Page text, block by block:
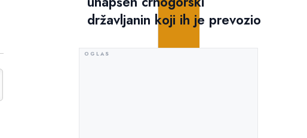
državljanin koji ih je prevozio